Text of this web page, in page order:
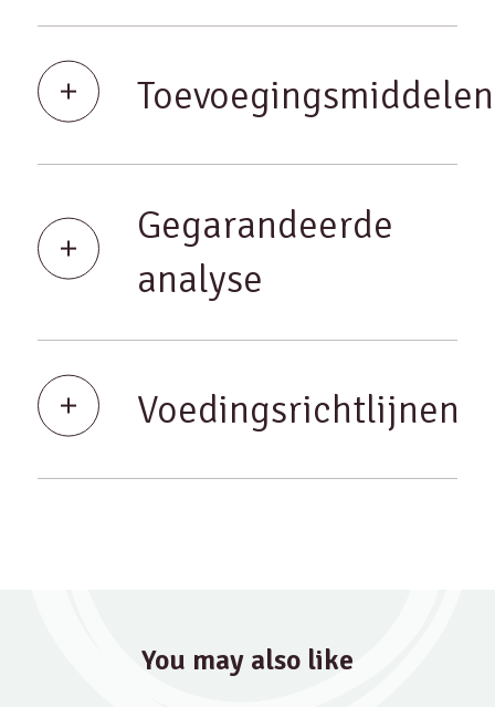
Toevoegingsmiddelen
Gegarandeerde
analyse
Voedingsrichtlijnen
You may also like